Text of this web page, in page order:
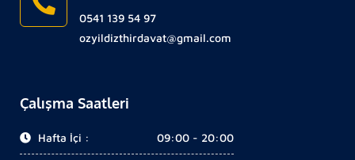
0541 139 54 97
ozyildizthirdavat@gmail.com
Çalışma Saatleri
Hafta İçi : 09:00 - 20:00